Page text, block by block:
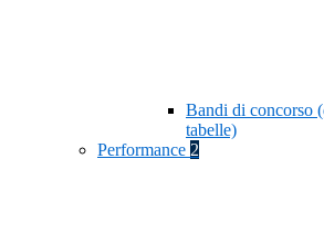
Bandi di concorso
tabelle)
Performance 2